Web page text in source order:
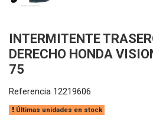
INTERMITENTE
DERECHO HONDA
75
Referencia 12219606
Últimas unidades en stock